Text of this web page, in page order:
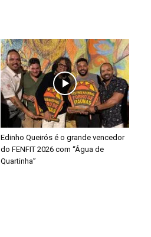
Edinho Queirós é o grande vencedor
do FENFIT 2026 com “Água de
Quartinha”